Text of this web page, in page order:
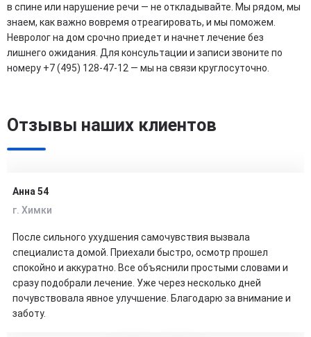
в спине или нарушение речи — не откладывайте. Мы рядом, мы
знаем, как важно вовремя отреагировать, и мы поможем.
Невролог на дом срочно приедет и начнет лечение без
лишнего ожидания. Для консультации и записи звоните по
номеру +7 (495) 128-47-12 — мы на связи круглосуточно.
Отзывы наших клиентов
Анна 54
г. Химки
После сильного ухудшения самочувствия вызвала
специалиста домой. Приехали быстро, осмотр прошел
спокойно и аккуратно. Все объяснили простыми словами и
сразу подобрали лечение. Уже через несколько дней
почувствовала явное улучшение. Благодарю за внимание и
заботу.